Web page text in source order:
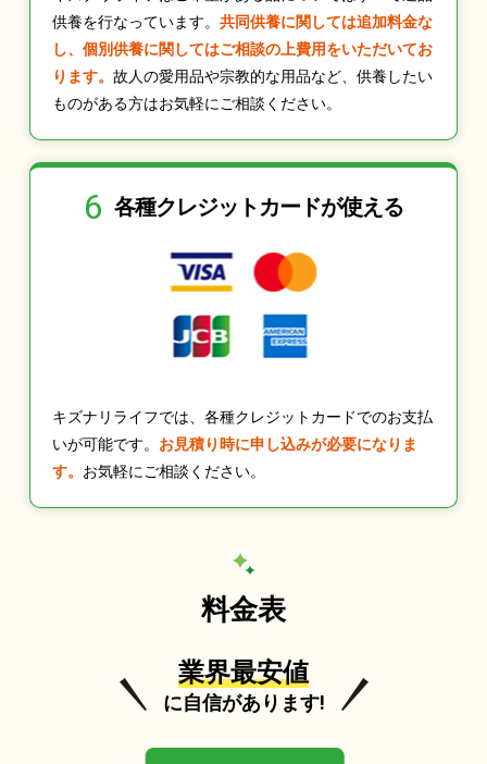
供養を行なっています。 共同供養に関しては追加料金な
し、個別供養に関してはご相談の上費用をいただいてお
ります。 故人の愛用品や宗教的な用品など、供養したい
ものがある方はお気軽にご相談ください。
6 各種クレジットカードが使える
キズナリライフでは、各種クレジットカードでのお支払
いが可能です。 お見積り時に申し込みが必要になりま
す。 お気軽にご相談ください。
料金表
業界最安値
に自信があります!